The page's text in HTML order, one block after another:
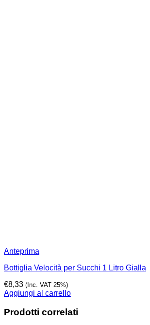
Anteprima
Bottiglia Velocità per Succhi 1 Litro Gialla
€8,33 (Inc. VAT 25%)
Aggiungi al carrello
Prodotti correlati